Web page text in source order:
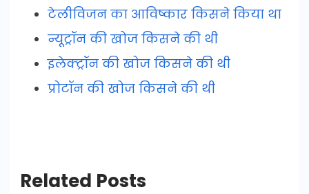
टेलीविजन का आविष्कार किसने किया था
न्यूट्रॉन की खोज किसने की थी
इलेक्ट्रॉन की खोज किसने की थी
प्रोटॉन की खोज किसने की थी
Related Posts